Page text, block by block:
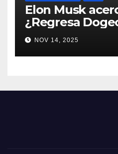
Elon Musk
¿Regresa
nuevo pago
#Dogecoin
NOV 14, 2025